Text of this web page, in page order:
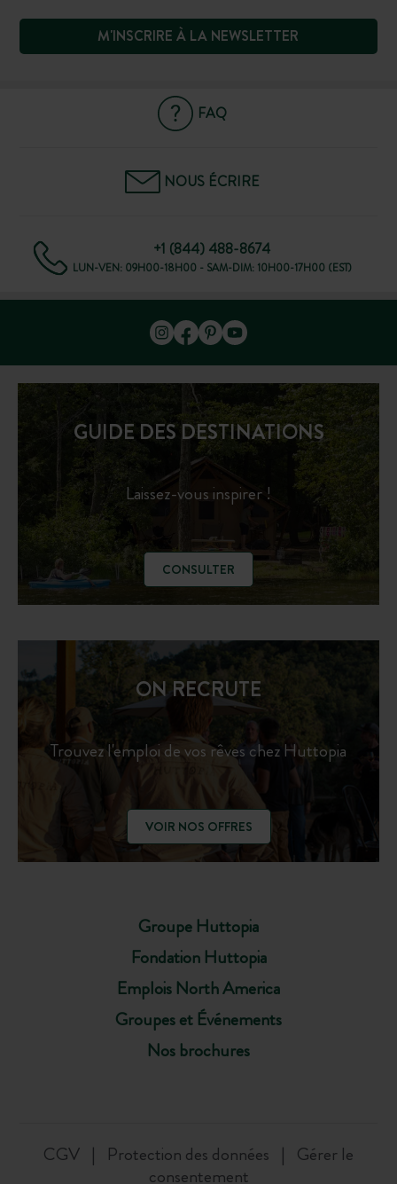
M'INSCRIRE À LA NEWSLETTER
FAQ
NOUS ÉCRIRE
+1 (844) 488-8674
LUN-VEN: 09H00-18H00 - SAM-DIM: 10H00-17H00 (EST)
GUIDE DES DESTINATIONS
Laissez-vous inspirer !
CONSULTER
Groupe Huttopia
Fondation Huttopia
Emplois North America
Groupes et Événements
Nos brochures
ON RECRUTE
Trouvez l'emploi de vos rêves chez Huttopia
VOIR NOS OFFRES
CGV Protection des données
Gérer le
consentement